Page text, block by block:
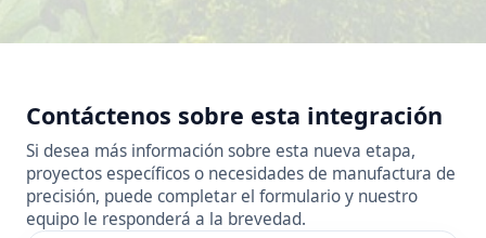
Contáctenos sobre esta integración
Si desea más información sobre esta nueva etapa,
proyectos específicos o necesidades de manufactura de
precisión, puede completar el formulario y nuestro
equipo le responderá a la brevedad.